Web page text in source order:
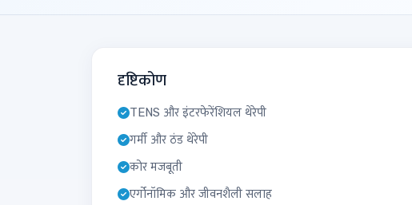
दृष्टिकोण
TENS और इंटरफेरेंशियल थेरेपी
गर्मी और ठंड थेरेपी
कोर मजबूती
एर्गोनॉमिक और जीवनशैली सलाह